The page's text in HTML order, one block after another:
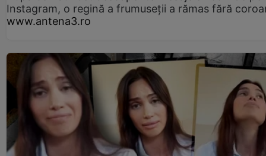
Instagram, o regină a frumuseții a rămas fără
www.antena3.ro